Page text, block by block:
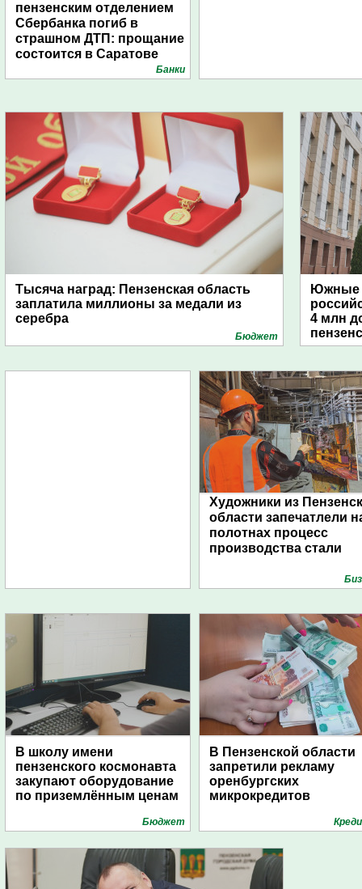
пензенским отделением
Сбербанка погиб в
страшном ДТП: прощание
состоится в Саратове
Банки
Тысяча наград: Пензенская область
заплатила миллионы за медали из
серебра
Бюджет
Южные
4 млн
Художники из
области запечатлели
полотнах процесс
производства стали
В школу имени
пензенского космонавта
закупают оборудование
по приземлённым ценам
Бюджет
В Пензенской области
запретили рекламу
оренбургских
микрокредитов